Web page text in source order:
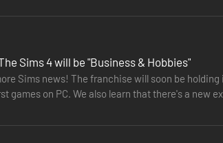
Sims 4 will be "Business & Hobbies"
Sims news! The franchise will soon be
games on PC. We also learn that there's a new